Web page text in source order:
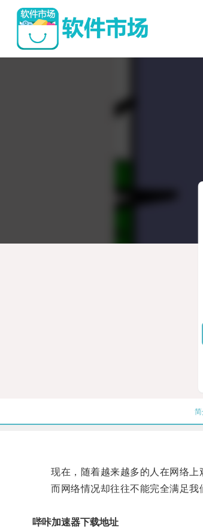
简
现在，随着越来越多的人在网络上
而网络情况却往往不能完全满足我
哔咔加速器下载地址